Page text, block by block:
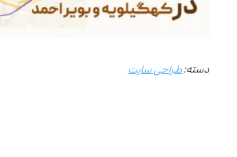
دسته:طراحی سایت